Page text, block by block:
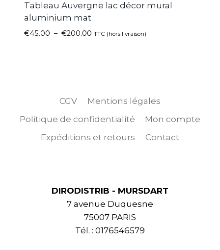
Tableau Auvergne lac décor mural
aluminium mat
€45.00 – €200.00 TTC (hors livraison)
CGV
Mentions légales
Politique de confidentialité
Mon compte
Expéditions et retours
Contact
DIRODISTRIB - MURSDART
7 avenue Duquesne
75007 PARIS
Tél. : 0176546579